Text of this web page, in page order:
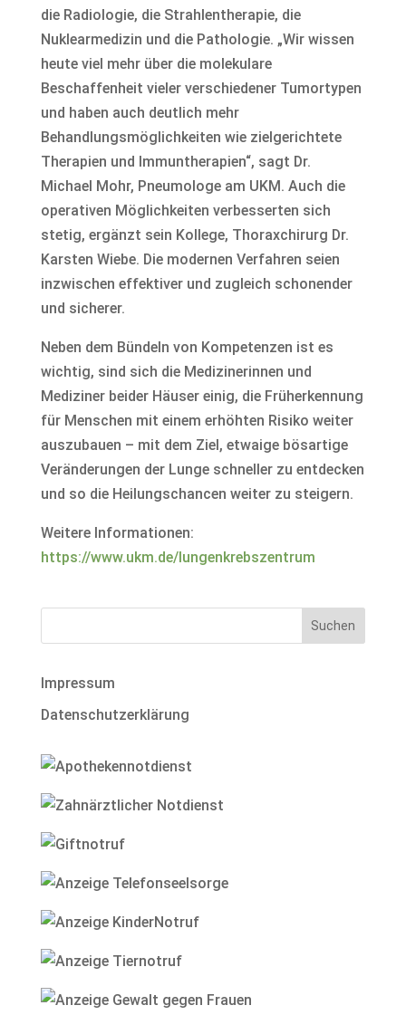
die Radiologie, die Strahlentherapie, die
Nuklearmedizin und die Pathologie. „Wir wissen
heute viel mehr über die molekulare
Beschaffenheit vieler verschiedener Tumortypen
und haben auch deutlich mehr
Behandlungsmöglichkeiten wie zielgerichtete
Therapien und Immuntherapien“, sagt Dr.
Michael Mohr, Pneumologe am UKM. Auch die
operativen Möglichkeiten verbesserten sich
stetig, ergänzt sein Kollege, Thoraxchirurg Dr.
Karsten Wiebe. Die modernen Verfahren seien
inzwischen effektiver und zugleich schonender
und sicherer.
Neben dem Bündeln von Kompetenzen ist es
wichtig, sind sich die Medizinerinnen und
Mediziner beider Häuser einig, die Früherkennung
für Menschen mit einem erhöhten Risiko weiter
auszubauen – mit dem Ziel, etwaige bösartige
Veränderungen der Lunge schneller zu entdecken
und so die Heilungschancen weiter zu steigern.
Weitere Informationen:
https://www.ukm.de/lungenkrebszentrum
Impressum
Datenschutzerklärung